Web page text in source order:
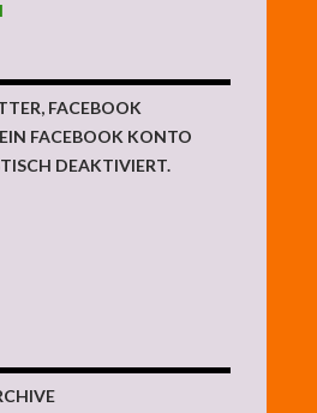
FACEBOOK
FACEBOOK KONTO
DEAKTIVIERT.